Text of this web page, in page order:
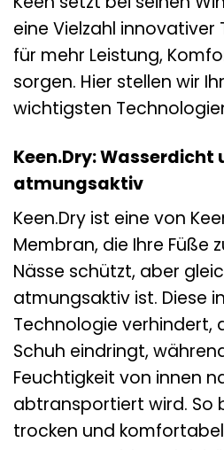
eine Vielzahl innovativer
für mehr Leistung,
sorgen. Hier stellen wir
wichtigsten
Keen.Dry: Wasserdicht
atmungsaktiv
Keen.Dry ist eine von
Membran, die Ihre Füße
Nässe schützt, aber
atmungsaktiv ist. Diese
Technologie verhindert,
Schuh eindringt,
Feuchtigkeit von innen
abtransportiert wird. So
trocken und